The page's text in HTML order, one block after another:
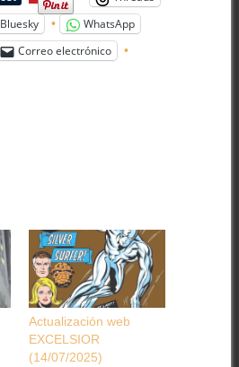
Bluesky
WhatsApp
Correo electrónico
Actualización web
EXCELSIOR
(14/07/2025)